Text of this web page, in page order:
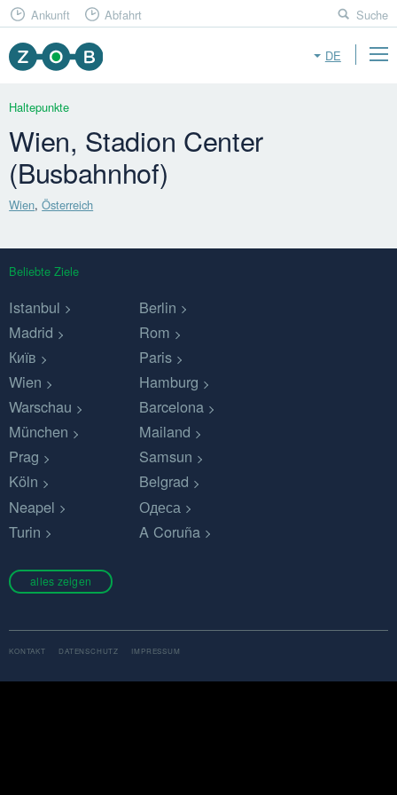
DE
Ankunft Abfahrt Suche
Haltepunkte
Wien, Stadion Center
(Busbahnhof)
Wien,Österreich
Beliebte Ziele
Istanbul
Berlin
Madrid
Rom
Київ
Paris
Wien
Hamburg
Warschau
Barcelona
München
Mailand
Prag
Samsun
Köln
Belgrad
Neapel
Одеса
Turin
A Coruña
alles zeigen
KONTAKT DATENSCHUTZ IMPRESSUM